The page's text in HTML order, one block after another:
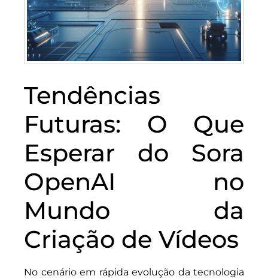
Tendências
Futuras: O Que
Esperar do Sora
OpenAI no
Mundo da
Criação de Vídeos
No cenário em rápida evolução da tecnologia